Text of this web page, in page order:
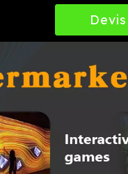
Devis